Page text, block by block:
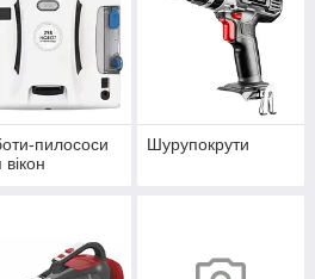
пилососи
вікон
Шурупокрути